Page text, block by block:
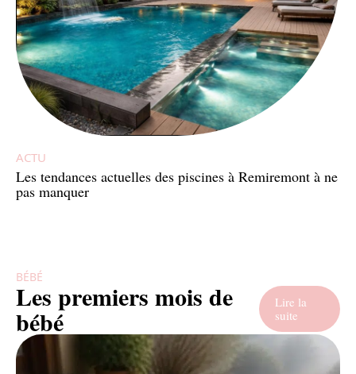
ACTU
Les tendances actuelles des piscines à Remiremont à ne
pas manquer
BÉBÉ
Les premiers mois de
bébé
Lire la
suite